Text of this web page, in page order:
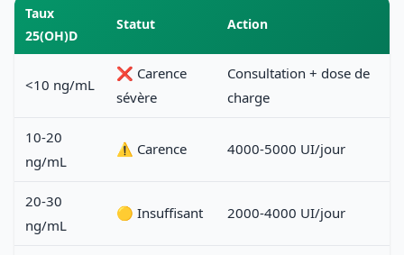
Taux
25(OH)D
Statut Action
<10 ng/mL
❌ Carence
sévère
Consultation + dose de
charge
10-20
ng/mL
⚠️ Carence 4000-5000 UI/jour
20-30
ng/mL
🟡 Insuffisant 2000-4000 UI/jour